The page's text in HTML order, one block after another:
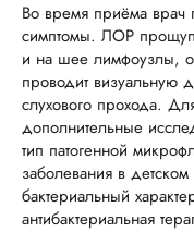
Во время приёма врач
симптомы. ЛОР
и на шее лимфоузлы,
проводит визуальную
слухового прохода.
дополнительные
тип патогенной
заболевания в
бактериальный
антибактериальная